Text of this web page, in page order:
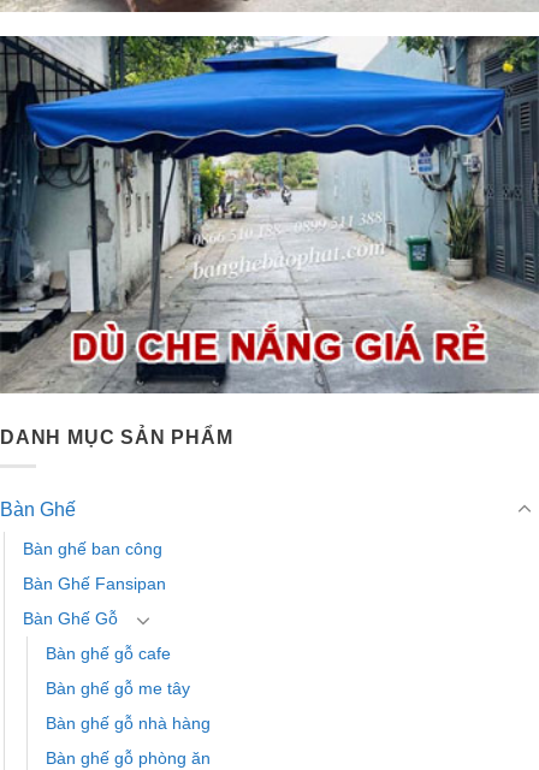
DANH MỤC SẢN PHẨM
Bàn Ghế
Bàn ghế ban công
Bàn Ghế Fansipan
Bàn Ghế Gỗ
Bàn ghế gỗ cafe
Bàn ghế gỗ me tây
Bàn ghế gỗ nhà hàng
Bàn ghế gỗ phòng ăn